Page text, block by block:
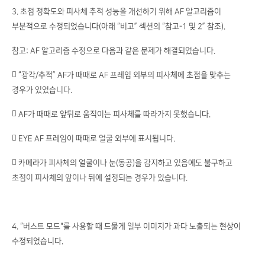
3. 초점 정확도와 피사체 추적 성능을 개선하기 위해 AF 알고리즘이
부분적으로 수정되었습니다(아래 “비고” 섹션의 “참고-1 및 2” 참조).
참고: AF 알고리즘 수정으로 다음과 같은 문제가 해결되었습니다.
 “광각/추적” AF가 때때로 AF 프레임 외부의 피사체에 초점을 맞추는
경우가 있었습니다.
 AF가 때때로 앞뒤로 움직이는 피사체를 따라가지 못했습니다.
 EYE AF 프레임이 때때로 얼굴 외부에 표시됩니다.
 카메라가 피사체의 얼굴이나 눈(동공)을 감지하고 있음에도 불구하고
초점이 피사체의 앞이나 뒤에 설정되는 경우가 있습니다.
4. “버스트 모드"를 사용할 때 드물게 일부 이미지가 과다 노출되는 현상이
수정되었습니다.